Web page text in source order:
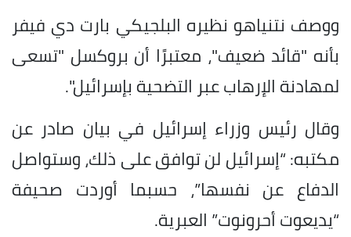
ووصف نتنياهو نظيره البلجيكي بارت دي فيفر
بأنه "قائد ضعيف"، معتبرًا أن بروكسل "تسعى
لمهادنة الإرهاب عبر التضحية بإسرائيل".
وقال رئيس وزراء إسرائيل في بيان صادر عن
مكتبه: “إسرائيل لن توافق على ذلك، وستواصل
الدفاع عن نفسها”، حسبما أوردت صحيفة
“يديعوت أحرونوت” العبرية.